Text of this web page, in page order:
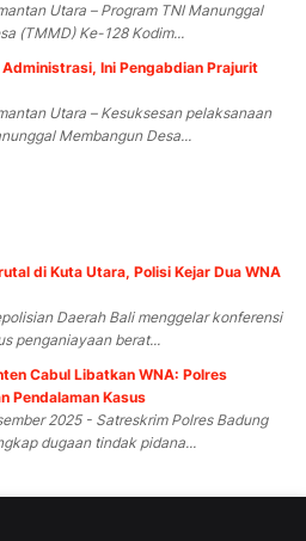
Utara – Program TNI Manunggal
(TMMD) Ke-128 Kodim...
Administrasi, Ini Pengabdian Prajurit
Utara – Kesuksesan pelaksanaan
Membangun Desa...
di Kuta Utara, Polisi Kejar Dua WNA
Daerah Bali menggelar konferensi
penganiayaan berat...
Cabul Libatkan WNA: Polres
Pendalaman Kasus
2025 - Satreskrim Polres Badung
dugaan tindak pidana...